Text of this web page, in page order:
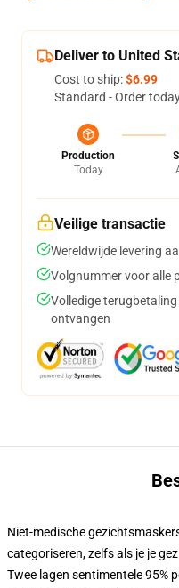
Deliver to United
Cost to ship:$6.99
Standard - Order
Production
Today
Veilige transactie
Wereldwijde levering
Volgnummer voor alle
Volledige
ontvangen
Niet-medische
categoriseren, zelfs als je je
Twee lagen sentimentele 95%